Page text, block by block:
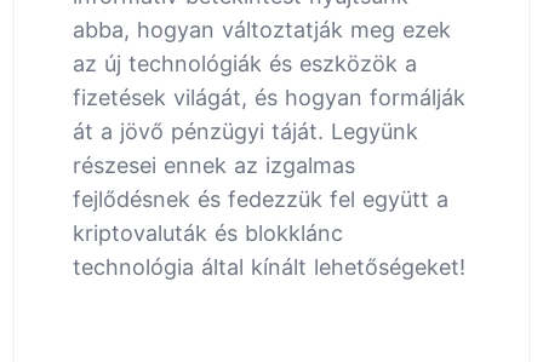
abba, hogyan változtatják meg ezek
az új technológiák és eszközök a
fizetések világát, és hogyan formálják
át a jövő pénzügyi táját. Legyünk
részesei ennek az izgalmas
fejlődésnek és fedezzük fel együtt a
kriptovaluták és blokklánc
technológia által kínált lehetőségeket!